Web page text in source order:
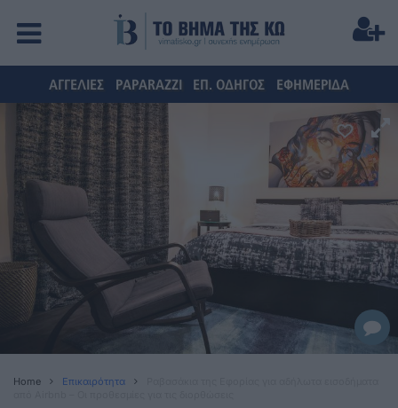
ΑΓΓΕΛΙΕΣ PAPARAZZI ΕΠ. ΟΔΗΓΟΣ ΕΦΗΜΕΡΙΔΑ
Home Επικαιρότητα